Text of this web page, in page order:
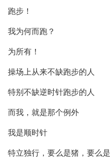
跑步！
我为何而跑？
为所有！
操场上从来不缺跑步的人
特别不缺逆时针跑步的人
而我，就是那个例外
我是顺时针
特立独行，要么是猪，要么是